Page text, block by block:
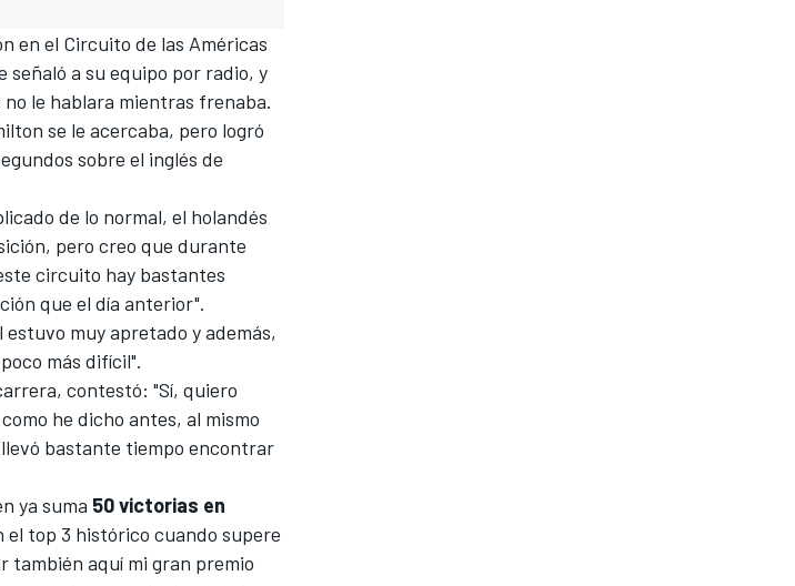
en el Circuito de las Américas
señaló a su equipo por radio, y
le hablara mientras frenaba.
se le acercaba, pero logró
sobre el inglés de
de lo normal, el holandés
pero creo que durante
circuito hay bastantes
que el día anterior".
muy apretado y además,
más difícil".
contestó: "Sí, quiero
he dicho antes, al mismo
bastante tiempo encontrar
ya suma 50 victorias en
top 3 histórico cuando supere
también aquí mi gran premio